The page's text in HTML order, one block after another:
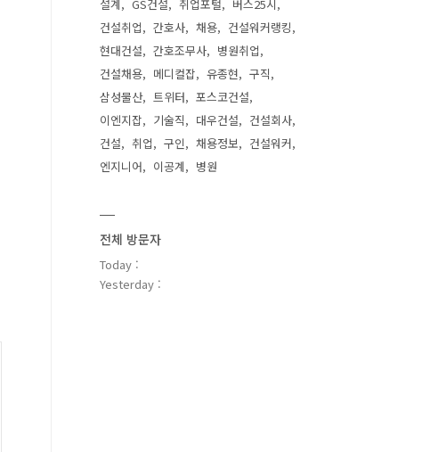
설계 GS건설 취업포털
버스25시
건설취업
간호사 채용
건설워커랭킹
현대건설
간호조무사
병원취업
건설채용
메디컬잡 유종현
구직
삼성물산
트위터
포스코건설
이엔지잡
기술직 대우건설
건설회사
건설
취업 구인 채용정보
건설워커
엔지니어
이공계 병원
전체 방문자
Today :
Yesterday :